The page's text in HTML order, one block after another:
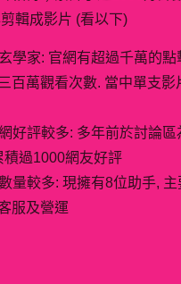
輯成影片 (看以下)
學家: 官網有超過千萬的點
百萬觀看次數. 當中單支影
好評較多: 多年前於討論區
積過1000網友好評
量較多: 現擁有8位助手, 主
服及營運